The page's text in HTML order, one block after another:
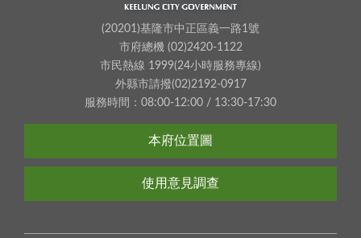
(20201)基隆市中正區義一路1號
市府總機 (02)2420-1122
市民熱線 1999(24小時服務專線)
外縣市請撥(02)2192-0917
服務時間：08:00-12:00 / 13:30-17:30
本府位置圖
使用意見調查